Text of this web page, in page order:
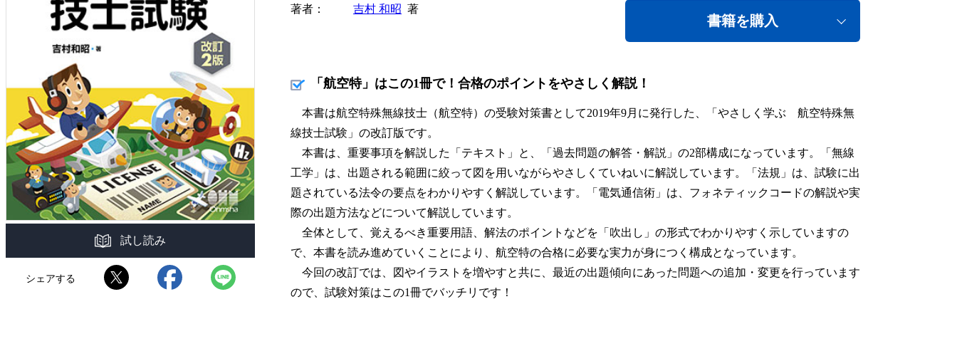
試し読み
シェアする
著者 吉村 和昭 著
書籍を購入
「航空特」はこの1冊で！合格のポイントをやさしく解説！
本書は航空特殊無線技士（航空特）の受験対策書として2019年9月に発行した、「やさしく学ぶ 航空特殊無
線技士試験」の改訂版です。
本書は、重要事項を解説した「テキスト」と、「過去問題の解答・解説」の2部構成になっています。「無線
工学」は、出題される範囲に絞って図を用いながらやさしくていねいに解説しています。「法規」は、試験に出
題されている法令の要点をわかりやすく解説しています。「電気通信術」は、フォネティックコードの解説や実
際の出題方法などについて解説しています。
全体として、覚えるべき重要用語、解法のポイントなどを「吹出し」の形式でわかりやすく示していますの
で、本書を読み進めていくことにより、航空特の合格に必要な実力が身につく構成となっています。
今回の改訂では、図やイラストを増やすと共に、最近の出題傾向にあった問題への追加・変更を行っています
ので、試験対策はこの1冊でバッチリです！